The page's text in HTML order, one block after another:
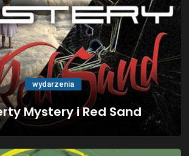
wydarzenia
Mystery i Red Sand